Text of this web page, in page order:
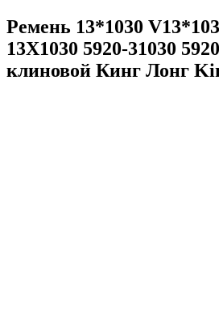
Ремень 13*1030
13X1030 5920-31030
клиновой Кинг Лонг